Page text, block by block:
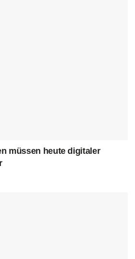
müssen heute digitaler